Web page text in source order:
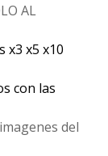
AL
x3 x5 x10
con las
del